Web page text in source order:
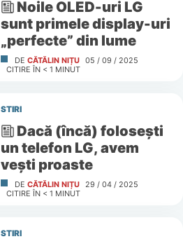
Noile OLED-uri LG
sunt primele display-uri
„perfecte” din lume
DE CĂTĂLIN NIȚU 05 / 09 / 2025
CITIRE ÎN < 1 MINUT
STIRI
Dacă (încă) folosești
un telefon LG, avem
vești proaste
DE CĂTĂLIN NIȚU
29 / 04 / 2025
CITIRE ÎN < 1 MINUT
STIRI